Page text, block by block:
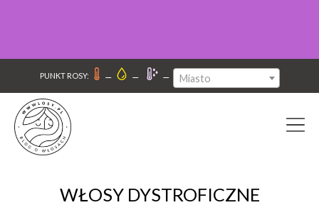
PUNKT ROSY: – – – Miasto
WŁOSY DYSTROFICZNE